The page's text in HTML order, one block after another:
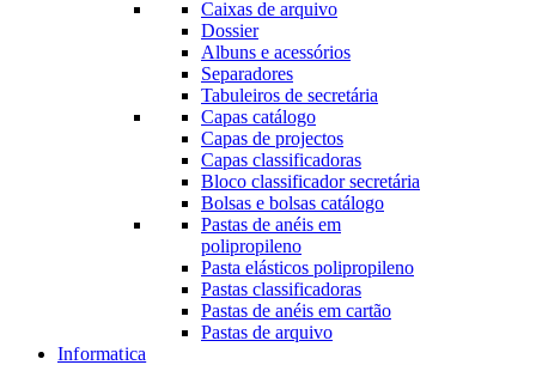
Caixas de arquivo
Dossier
Albuns e acessórios
Separadores
Tabuleiros de secretária
Capas catálogo
Capas de projectos
Capas classificadoras
Bloco classificador secretária
Bolsas e bolsas catálogo
Pastas de anéis em
polipropileno
Pasta elásticos polipropileno
Pastas classificadoras
Pastas de anéis em cartão
Pastas de arquivo
Informatica